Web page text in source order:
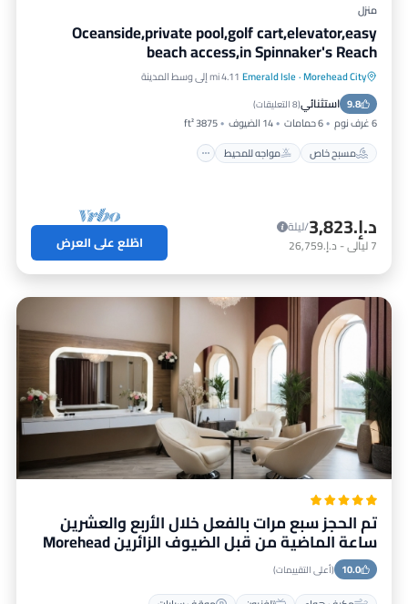
منزل
Oceanside,private pool,golf cart,elevator,easy
beach access,in Spinnaker's Reach
Morehead City
·
Emerald Isle 4.11 mi إلى وسط المدينة
9.8 استثنائي(8 التعليقات )
6 غرف نوم 6 حمامات 14 الضيوف
3875 ft²
مسبح خاص
مواجه للمحيط
مسبح خاص
مواجه للمحيط
حوض استحمام ساخن
د.إ.‏3,823
/ليلة
7ليالي- د.إ.‏26,759 اطّلع على العرض
تم الحجز سبع مرات بالفعل خلال الأربع والعشرين
ساعة الماضية من قبل الضيوف الزائرين Morehead
City, North Carolina
10.0 (أعلى التقييمات)